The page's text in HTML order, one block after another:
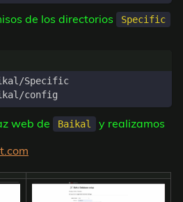
de los directorios Specific
web de Baikal
y realizamos